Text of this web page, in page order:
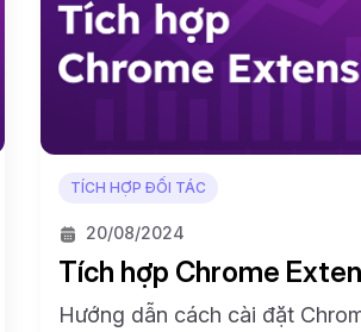
TÍCH HỢP ĐỐI TÁC
20/08/2024
Tích hợp Chrome
Hướng dẫn cách cài đặt